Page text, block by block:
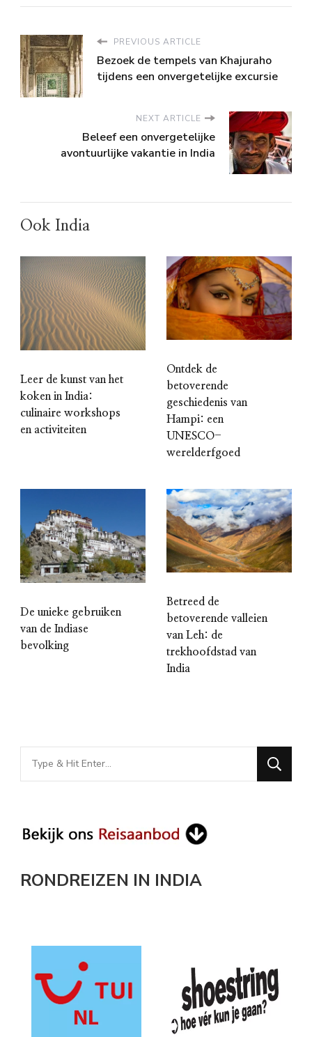
PREVIOUS ARTICLE
Bezoek de tempels van Khajuraho
tijdens een onvergetelijke excursie
NEXT ARTICLE
Beleef een onvergetelijke
avontuurlijke vakantie in India
Ook India
Leer de kunst van het
koken in India:
culinaire workshops
en activiteiten
Ontdek de
betoverende
geschiedenis van
Hampi: een
UNESCO-
werelderfgoed
De unieke gebruiken
van de Indiase
bevolking
Betreed de
betoverende valleien
van Leh: de
trekhoofdstad van
India
Looking
for
RONDREIZEN IN INDIA